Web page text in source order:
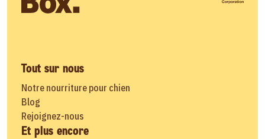
Tout sur nous
Notre nourriture pour chien
Blog
Rejoignez-nous
Et plus encore